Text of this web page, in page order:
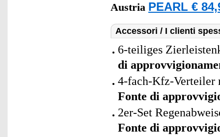
Austria PEARL €
Accessori / I clienti
6-teiliges
di
4-fach-Kfz-Verteiler
Fonte di
2er-Set
Fonte di